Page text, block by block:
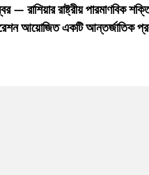
— রাশিয়ার রাষ্ট্রীয় পারমাণবিক
আয়োজিত একটি আন্তর্জাতিক